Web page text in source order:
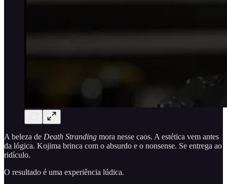
A beleza de Death Stranding mora nesse caos. A estética vem antes
da lógica. Kojima brinca com o absurdo e o nonsense. Se entrega ao
ridículo.
O resultado é uma experiência lúdica.